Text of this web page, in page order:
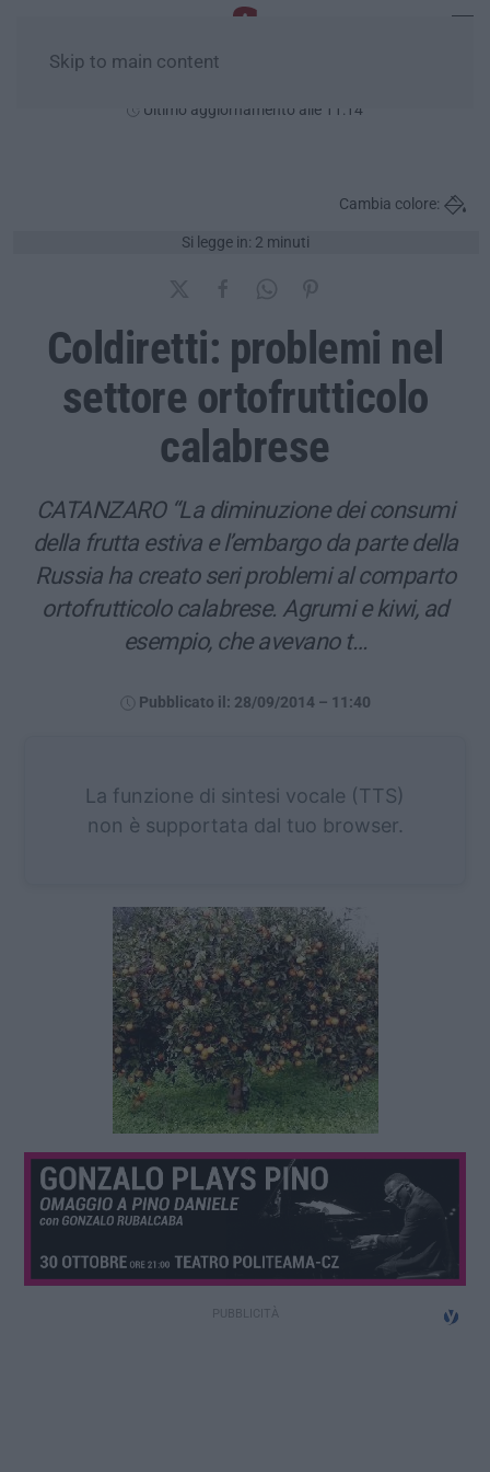
Skip to main content
Ultimo aggiornamento alle 11:14
Si legge in: 2 minuti
Cambia colore:
Coldiretti: problemi nel
settore ortofrutticolo
calabrese
CATANZARO “La diminuzione dei consumi
della frutta estiva e l’embargo da parte della
Russia ha creato seri problemi al comparto
ortofrutticolo calabrese. Agrumi e kiwi, ad
esempio, che avevano t…
Pubblicato il: 28/09/2014 – 11:40
La funzione di sintesi vocale (TTS)
non è supportata dal tuo browser.